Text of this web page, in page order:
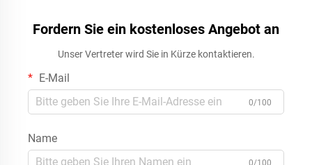
Fordern Sie ein kostenloses Angebot an
Unser Vertreter wird Sie in Kürze kontaktieren.
E-Mail
0/100
Name
0/100